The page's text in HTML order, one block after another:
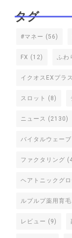
タグ
#マネー (56)
FX (12) ふわ
イクオスEXプラス
スロット (8)
ニュース (2130)
バイタルウェー
ファクタリング
ヘアトニックグ
ルプルプ薬用育
レビュー (9)